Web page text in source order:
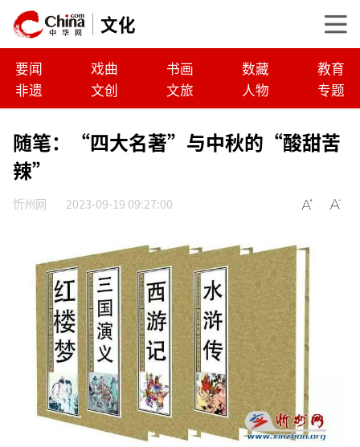
文化
要闻 戏曲 书画 数藏
教育
非遗
文创 文旅 人物 专题
随笔：“四大名著”与中秋的“酸甜苦
辣”
忻州网 2023-09-19 09:27:00